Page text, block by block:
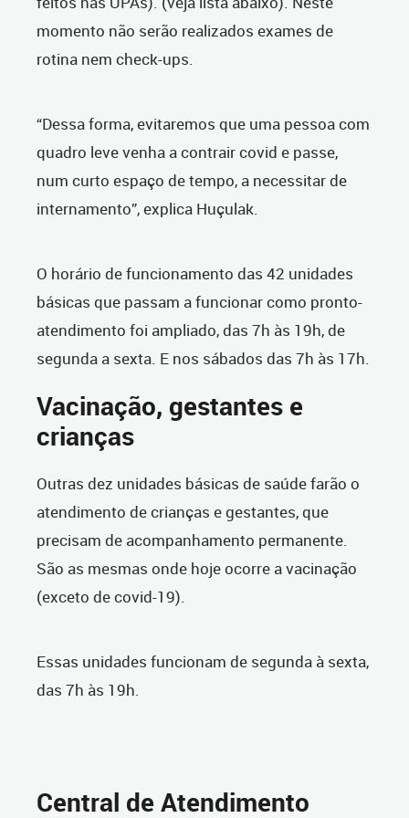
momento não serão realizados exames de
rotina nem check-ups.
“Dessa forma, evitaremos que uma pessoa com
quadro leve venha a contrair covid e passe,
num curto espaço de tempo, a necessitar de
internamento”, explica Huçulak.
O horário de funcionamento das 42 unidades
básicas que passam a funcionar como pronto-
atendimento foi ampliado, das 7h às 19h, de
segunda a sexta. E nos sábados das 7h às 17h.
Vacinação, gestantes e
crianças
Outras dez unidades básicas de saúde farão o
atendimento de crianças e gestantes, que
precisam de acompanhamento permanente.
São as mesmas onde hoje ocorre a vacinação
(exceto de covid-19).
Essas unidades funcionam de segunda à sexta,
das 7h às 19h.
Central de Atendimento